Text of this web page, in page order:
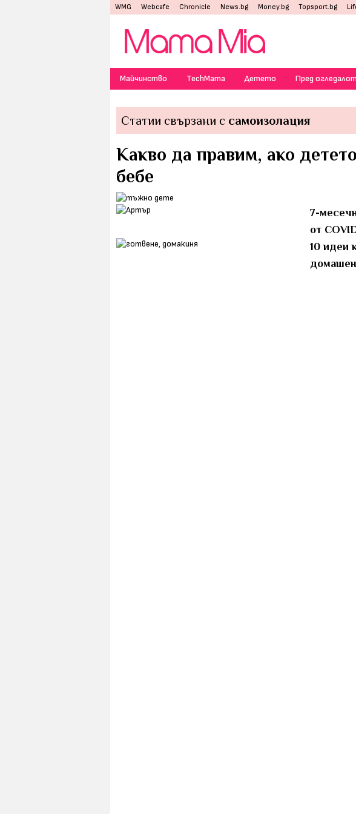
WMG Webcafe Chronicle News.bg Money.bg Topsport.bg
Майчинство TechMama Детето Пред
Статии свързани с самоизолация
Какво да правим, ако
бебе
7-
от
10 идеи